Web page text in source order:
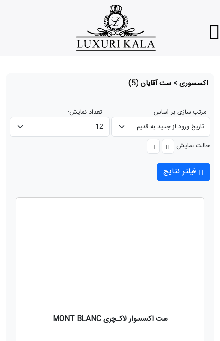
اکسسوری> ست آقایان(5)
مرتب سازی بر اساس تعداد نمایش:
حالت نمایش
فیلتر نتایج
ست اکسسوار لاکـچری MONT BLANC